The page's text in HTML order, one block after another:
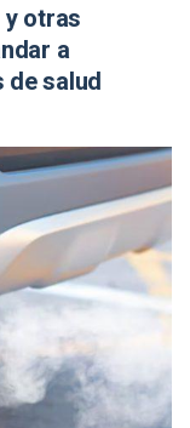
y otras
a
salud